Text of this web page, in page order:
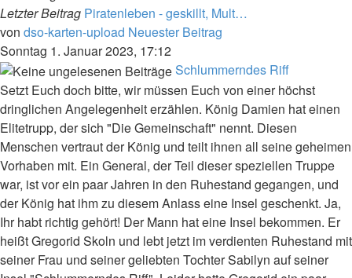
Letzter Beitrag Piratenleben - geskillt, Mult…
von dso-karten-upload Neuester Beitrag
Sonntag 1. Januar 2023, 17:12
Schlummerndes Riff
Setzt Euch doch bitte, wir müssen Euch von einer höchst
dringlichen Angelegenheit erzählen. König Damien hat einen
Elitetrupp, der sich "Die Gemeinschaft" nennt. Diesen
Menschen vertraut der König und teilt ihnen all seine geheimen
Vorhaben mit. Ein General, der Teil dieser speziellen Truppe
war, ist vor ein paar Jahren in den Ruhestand gegangen, und
der König hat ihm zu diesem Anlass eine Insel geschenkt. Ja,
Ihr habt richtig gehört! Der Mann hat eine Insel bekommen. Er
heißt Gregorid Skoln und lebt jetzt im verdienten Ruhestand mit
seiner Frau und seiner geliebten Tochter Sabilyn auf seiner